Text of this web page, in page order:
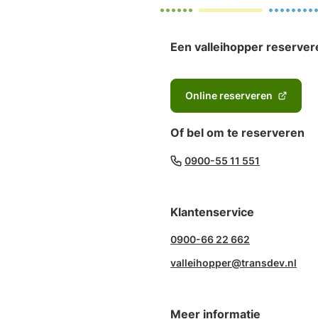
Een valleihopper
Online reserveren
(Verwijst
een
website)
Of bel om te reserveren
0900-55 11 551
Klantenservice
0900-66 22 662
valleihopper@transdev.nl
Meer informatie